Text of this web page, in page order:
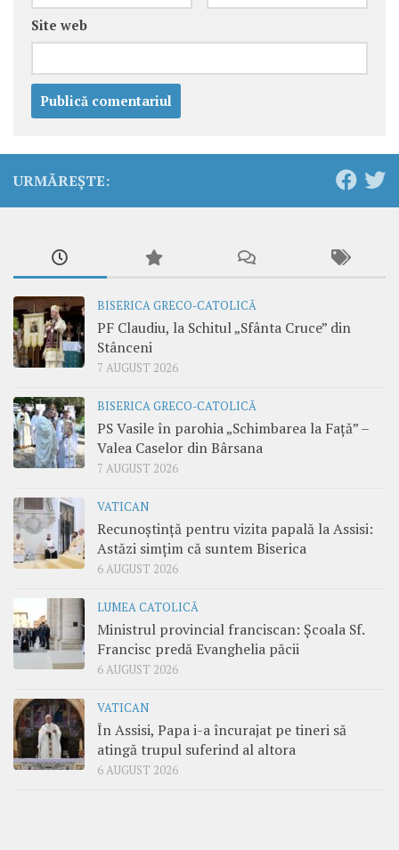
Site web
URMĂREȘTE:
BISERICA GRECO-CATOLICĂ
PF Claudiu, la Schitul „Sfânta Cruce” din
Stânceni
7 AUGUST 2026
BISERICA GRECO-CATOLICĂ
PS Vasile în parohia „Schimbarea la Față” –
Valea Caselor din Bârsana
7 AUGUST 2026
VATICAN
Recunoștință pentru vizita papală la Assisi:
Astăzi simțim că suntem Biserica
6 AUGUST 2026
LUMEA CATOLICĂ
Ministrul provincial franciscan: Școala Sf.
Francisc predă Evanghelia păcii
6 AUGUST 2026
VATICAN
În Assisi, Papa i-a încurajat pe tineri să
atingă trupul suferind al altora
6 AUGUST 2026